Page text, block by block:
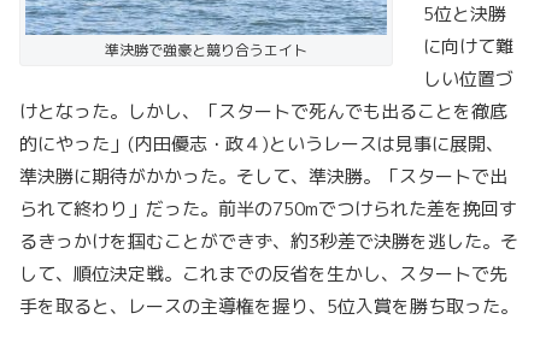
準決勝で強豪と競り合うエイト
5位と決勝
に向けて難
しい位置づ
けとなった。しかし、「スタートで死んでも出ることを徹底
的にやった」(内田優志・政４)というレースは見事に展開、
準決勝に期待がかかった。そして、準決勝。「スタートで出
られて終わり」だった。前半の750mでつけられた差を挽回す
るきっかけを掴むことができず、約3秒差で決勝を逃した。そ
して、順位決定戦。これまでの反省を生かし、スタートで先
手を取ると、レースの主導権を握り、5位入賞を勝ち取った。